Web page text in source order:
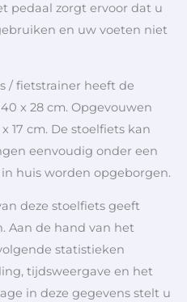
pedaal zorgt ervoor dat u
en uw voeten niet
/ fietstrainer heeft de
x 28 cm. Opgevouwen
17 cm. De stoelfiets kan
eenvoudig onder een
huis worden opgeborgen.
deze stoelfiets geeft
Aan de hand van het
statistieken
tijdsweergave en het
in deze gegevens stelt u